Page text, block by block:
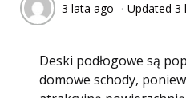
3 lata ago Updated 3
Deski podłogowe są
domowe schody,